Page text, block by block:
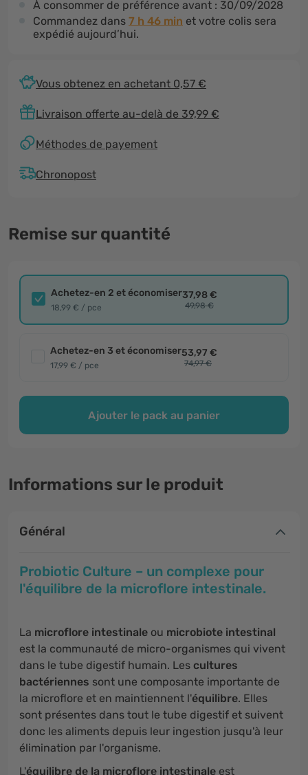
À consommer de préférence avant : 30/09/2028
Commandez dans 7 h 46 min et votre colis sera
expédié aujourd’hui.
Vous obtenez en achetant 0,57 €
Livraison offerte au-delà de 39,99 €
Méthodes de payement
Chronopost
Remise sur quantité
Achetez-en 2 et économiser
18,99 € / pce
37,98 €
49,98 €
Achetez-en 3 et économiser
17,99 € / pce
53,97 €
74,97 €
Ajouter le pack au panier
Informations sur le produit
Général
Probiotic Culture – un complexe pour
l'équilibre de la microflore intestinale.
La microflore intestinale ou microbiote intestinal
est la communauté de micro-organismes qui vivent
dans le tube digestif humain. Les cultures
bactériennes sont une composante importante de
la microflore et en maintiennent l'équilibre. Elles
sont présentes dans tout le tube digestif et suivent
donc les aliments depuis leur ingestion jusqu'à leur
élimination par l'organisme.
L'équilibre de la microflore intestinale est